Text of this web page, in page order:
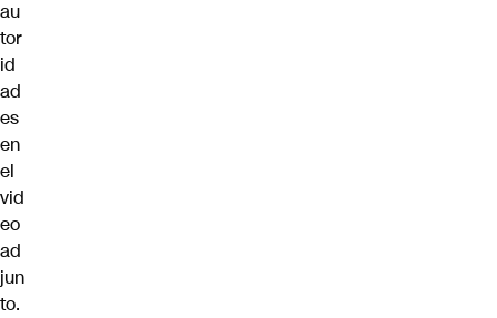
au
tor
id
ad
es
en
el
vid
eo
ad
jun
to.